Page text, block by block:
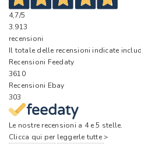
4,7/5
3.913
recensioni
Il totale delle recensioni indicate
Recensioni Feedaty
3610
Recensioni Ebay
303
Le nostre recensioni a 4 e 5 stelle.
Clicca qui per leggerle tutte >